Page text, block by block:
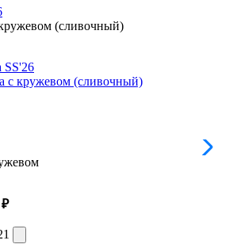
(сливочный)
SS'26
с кружевом (сливочный)
₽